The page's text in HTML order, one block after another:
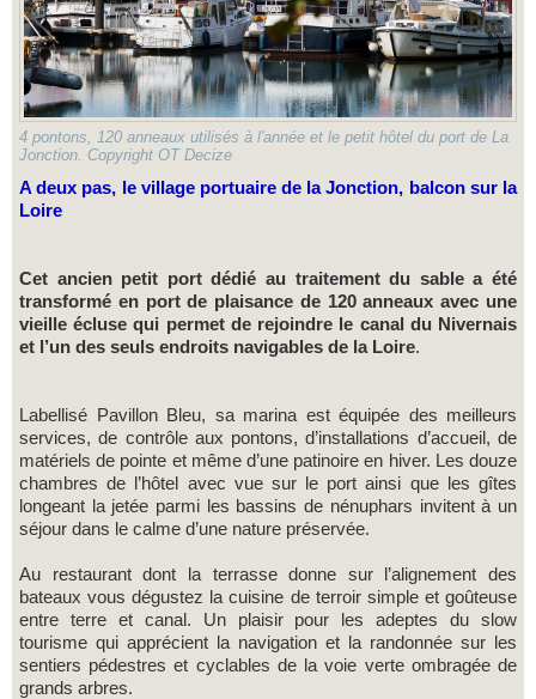
4 pontons, 120 anneaux utilisés à l'année et le petit hôtel du port de La
Jonction. Copyright OT Decize
A deux pas, le village portuaire de la Jonction, balcon sur la
Loire
Cet ancien petit port dédié au traitement du sable a été
transformé en port de plaisance de 120 anneaux avec une
vieille écluse qui permet de rejoindre le canal du Nivernais
et l’un des seuls endroits navigables de la Loire.
Labellisé Pavillon Bleu, sa marina est équipée des meilleurs
services, de contrôle aux pontons, d’installations d’accueil, de
matériels de pointe et même d’une patinoire en hiver. Les douze
chambres de l’hôtel avec vue sur le port ainsi que les gîtes
longeant la jetée parmi les bassins de nénuphars invitent à un
séjour dans le calme d’une nature préservée.
Au restaurant dont la terrasse donne sur l’alignement des
bateaux vous dégustez la cuisine de terroir simple et goûteuse
entre terre et canal. Un plaisir pour les adeptes du slow
tourisme qui apprécient la navigation et la randonnée sur les
sentiers pédestres et cyclables de la voie verte ombragée de
grands arbres.